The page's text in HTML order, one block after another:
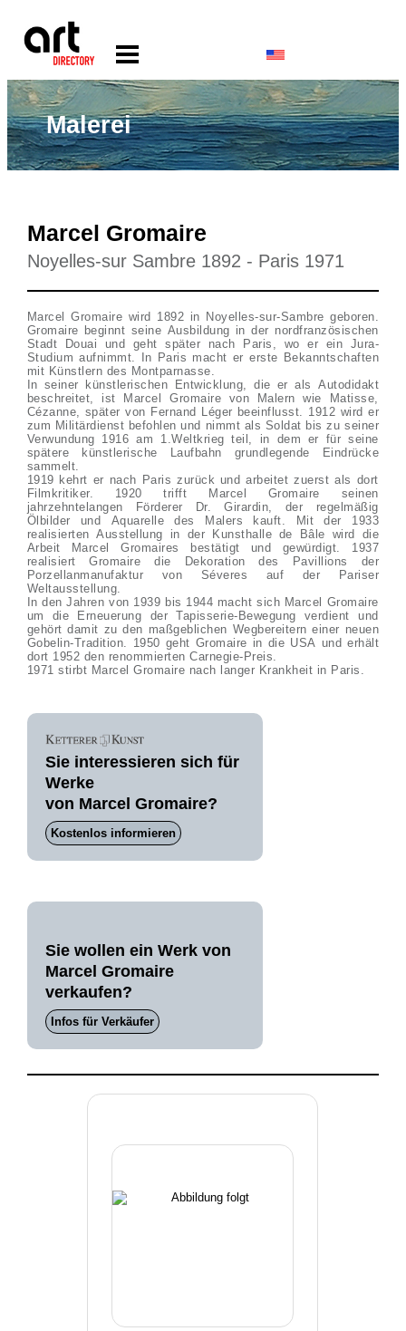
Malerei
Marcel Gromaire
Noyelles-sur Sambre 1892 - Paris 1971
Marcel Gromaire wird 1892 in Noyelles-sur-Sambre geboren.
Gromaire beginnt seine Ausbildung in der nordfranzösischen
Stadt Douai und geht später nach Paris, wo er ein Jura-
Studium aufnimmt. In Paris macht er erste Bekanntschaften
mit Künstlern des Montparnasse.
In seiner künstlerischen Entwicklung, die er als Autodidakt
beschreitet, ist Marcel Gromaire von Malern wie Matisse,
Cézanne, später von Fernand Léger beeinflusst. 1912 wird er
zum Militärdienst befohlen und nimmt als Soldat bis zu seiner
Verwundung 1916 am 1.Weltkrieg teil, in dem er für seine
spätere künstlerische Laufbahn grundlegende Eindrücke
sammelt.
1919 kehrt er nach Paris zurück und arbeitet zuerst als dort
Filmkritiker. 1920 trifft Marcel Gromaire seinen
jahrzehntelangen Förderer Dr. Girardin, der regelmäßig
Ölbilder und Aquarelle des Malers kauft. Mit der 1933
realisierten Ausstellung in der Kunsthalle de Bâle wird die
Arbeit Marcel Gromaires bestätigt und gewürdigt. 1937
realisiert Gromaire die Dekoration des Pavillions der
Porzellanmanufaktur von Séveres auf der Pariser
Weltausstellung.
In den Jahren von 1939 bis 1944 macht sich Marcel Gromaire
um die Erneuerung der Tapisserie-Bewegung verdient und
gehört damit zu den maßgeblichen Wegbereitern einer neuen
Gobelin-Tradition. 1950 geht Gromaire in die USA und erhält
dort 1952 den renommierten Carnegie-Preis.
1971 stirbt Marcel Gromaire nach langer Krankheit in Paris.
Sie interessieren sich für
Werke
von Marcel Gromaire?
Kostenlos informieren
Sie wollen ein Werk von
Marcel Gromaire
verkaufen?
Infos für Verkäufer